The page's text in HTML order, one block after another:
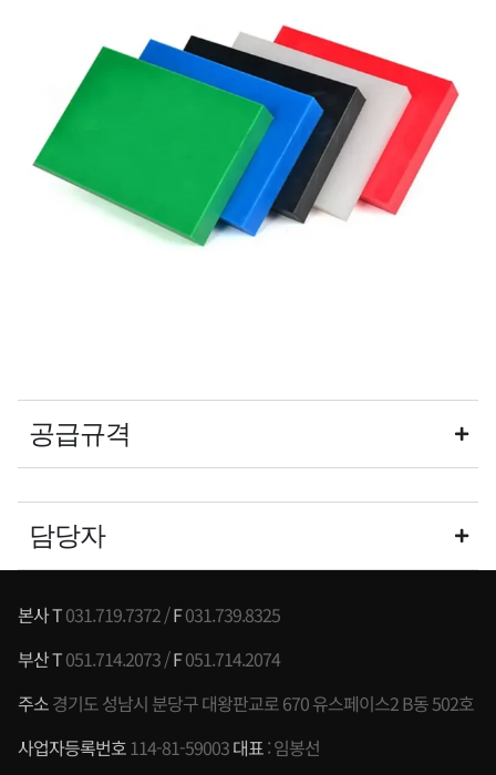
공급규격
담당자
본사 T031.719.7372 /F031.739.8325
부산 T051.714.2073 /F051.714.2074
주소경기도 성남시 분당구 대왕판교로 670 유스페이스2 B동 502호
사업자등록번호 114-81-59003대표: 임봉선